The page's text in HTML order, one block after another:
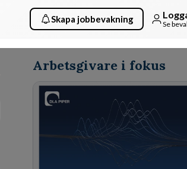
Skapa jobbevakning Se
Arbetsgivare i fokus